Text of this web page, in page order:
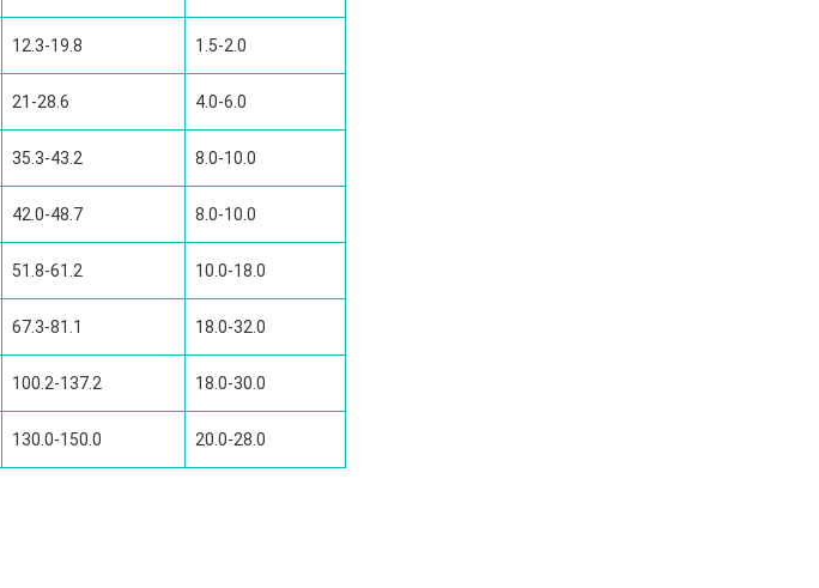
12.3-19.8 1.5-2.0
21-28.6 4.0-6.0
35.3-43.2 8.0-10.0
42.0-48.7 8.0-10.0
51.8-61.2 10.0-18.0
67.3-81.1 18.0-32.0
100.2-137.2 18.0-30.0
130.0-150.0 20.0-28.0